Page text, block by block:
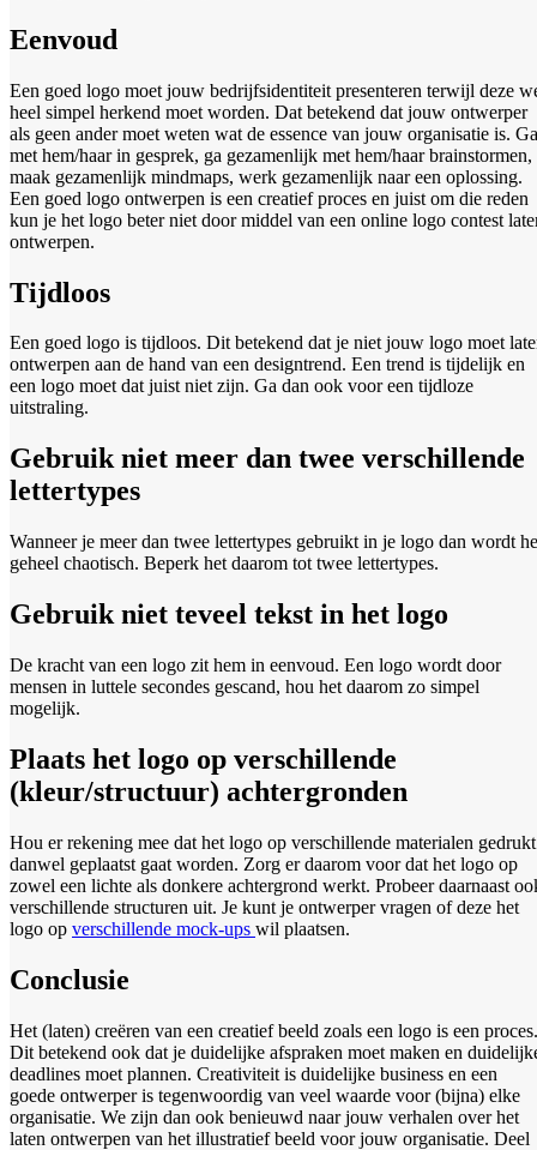
Eenvoud
Een goed logo moet jouw bedrijfsidentiteit presenteren terwijl deze
heel simpel herkend moet worden. Dat betekend dat jouw ontwerper
als geen ander moet weten wat de essence van jouw organisatie is. Ga
met hem/haar in gesprek, ga gezamenlijk met hem/haar brainstormen,
maak gezamenlijk mindmaps, werk gezamenlijk naar een oplossing.
Een goed logo ontwerpen is een creatief proces en juist om die reden
kun je het logo beter niet door middel van een online logo contest
ontwerpen.
Tijdloos
Een goed logo is tijdloos. Dit betekend dat je niet jouw logo moet
ontwerpen aan de hand van een designtrend. Een trend is tijdelijk en
een logo moet dat juist niet zijn. Ga dan ook voor een tijdloze
uitstraling.
Gebruik niet meer dan twee verschillende
lettertypes
Wanneer je meer dan twee lettertypes gebruikt in je logo dan wordt
geheel chaotisch. Beperk het daarom tot twee lettertypes.
Gebruik niet teveel tekst in het logo
De kracht van een logo zit hem in eenvoud. Een logo wordt door
mensen in luttele secondes gescand, hou het daarom zo simpel
mogelijk.
Plaats het logo op verschillende
(kleur/structuur) achtergronden
Hou er rekening mee dat het logo op verschillende materialen gedrukt
danwel geplaatst gaat worden. Zorg er daarom voor dat het logo op
zowel een lichte als donkere achtergrond werkt. Probeer daarnaast
verschillende structuren uit. Je kunt je ontwerper vragen of deze het
logo op verschillende mock-ups wil plaatsen.
Conclusie
Het (laten) creëren van een creatief beeld zoals een logo is een proces.
Dit betekend ook dat je duidelijke afspraken moet maken en
deadlines moet plannen. Creativiteit is duidelijke business en een
goede ontwerper is tegenwoordig van veel waarde voor (bijna) elke
organisatie. We zijn dan ook benieuwd naar jouw verhalen over het
laten ontwerpen van het illustratief beeld voor jouw organisatie. Deel